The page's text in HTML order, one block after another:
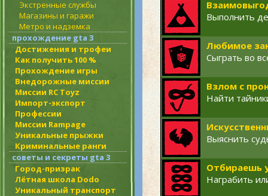
Экстренные службы
Магазины и гаражи
Метро и надземка
прохождение gta 3
Достижения и трофеи
Как получить 100 %
Прохождение игры
Внедорожные миссии
Миссии RC Toyz
Импорт-экспорт
Профессии
Миссии Rampage
Уникальные прыжки
Криминальные ранги
советы и секреты gta 3
Город-призрак
Лётная школа Dodo
Уникальный транспорт
Выполнить
Любимое
Сыграть во
Взлом с
Найти
Выяснить
Отбираешь
Награбить